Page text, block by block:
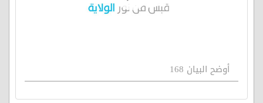
أوضح البيان 168